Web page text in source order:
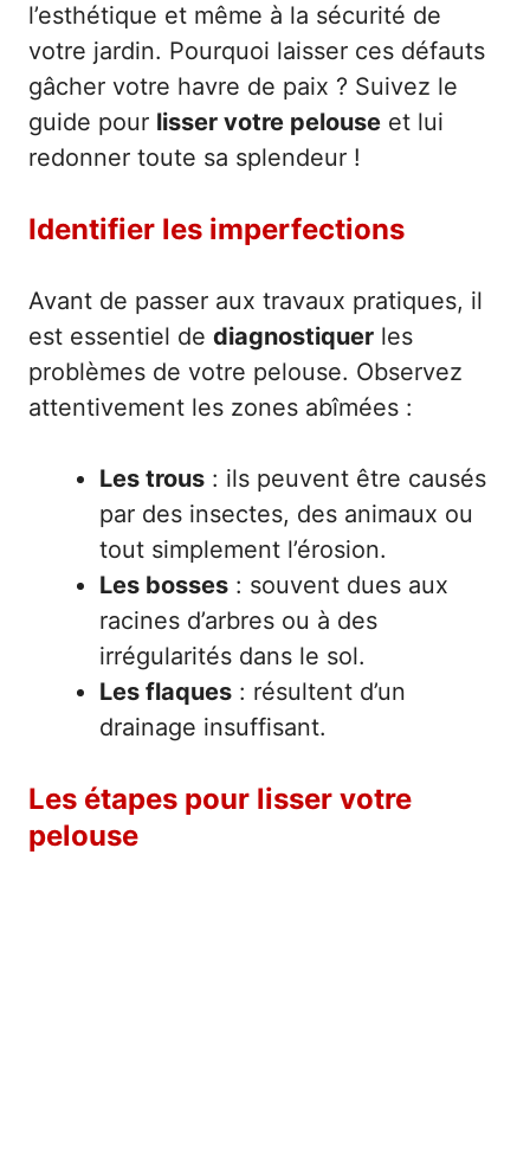
l’esthétique et même à la sécurité de
votre jardin. Pourquoi laisser ces défauts
gâcher votre havre de paix ? Suivez le
guide pour lisser votre pelouse et lui
redonner toute sa splendeur !
Identifier les imperfections
Avant de passer aux travaux pratiques, il
est essentiel de diagnostiquer les
problèmes de votre pelouse. Observez
attentivement les zones abîmées :
Les trous : ils peuvent être causés
par des insectes, des animaux ou
tout simplement l’érosion.
Les bosses : souvent dues aux
racines d’arbres ou à des
irrégularités dans le sol.
Les flaques : résultent d’un
drainage insuffisant.
Les étapes pour lisser votre
pelouse